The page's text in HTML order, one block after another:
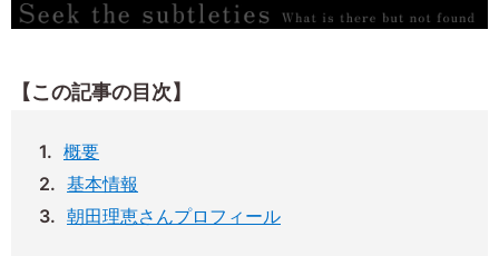
【この記事の目次】
概要
基本情報
朝田理恵さんプロフィール